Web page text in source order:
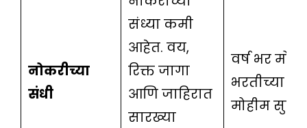
नोकरीच्या
संधी
संध्या कमी
आहेत. वय,
रिक्त जागा
आणि जाहिरात
सारख्या
वर्ष भर
भरतीच्या
मोहीम सुरू